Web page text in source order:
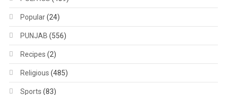
Popular(24)
PUNJAB (556)
Recipes (2)
Religious (485)
Sports (83)